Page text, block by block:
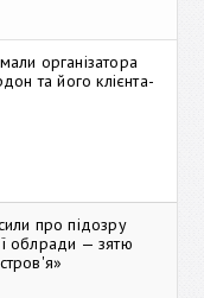
організатора
та його клієнта-
про підозру
облради — зятю